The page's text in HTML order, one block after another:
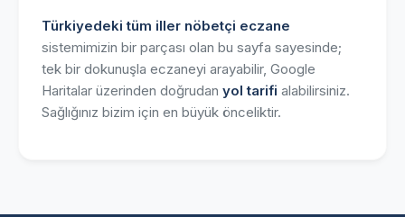
Türkiyedeki tüm iller nöbetçi eczane
sistemimizin bir parçası olan bu sayfa sayesinde;
tek bir dokunuşla eczaneyi arayabilir, Google
Haritalar üzerinden doğrudan yol tarifi alabilirsiniz.
Sağlığınız bizim için en büyük önceliktir.